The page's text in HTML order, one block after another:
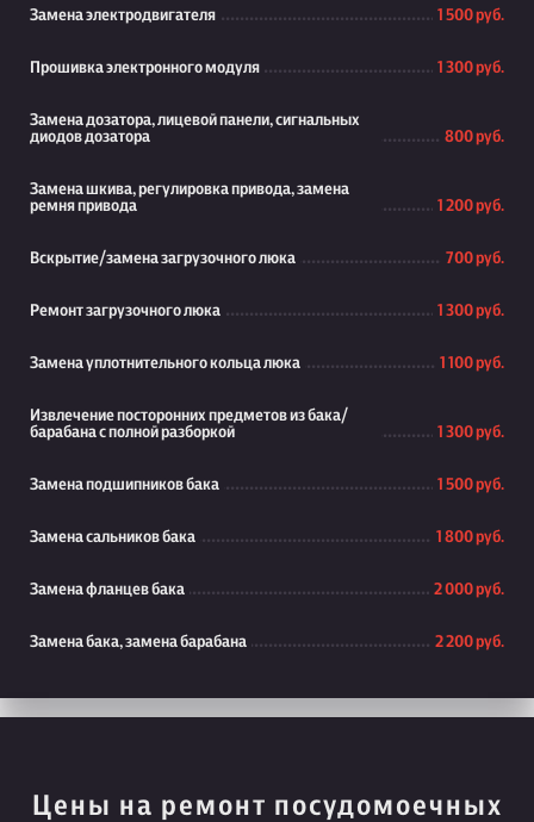
Замена электродвигателя 1 500 руб.
Прошивка электронного модуля 1 300 руб.
Замена дозатора, лицевой панели, сигнальных
диодов дозатора
800 руб.
Замена шкива, регулировка привода, замена
ремня привода
1 200 руб.
Вскрытие/замена загрузочного люка 700 руб.
Ремонт загрузочного люка 1 300 руб.
Замена уплотнительного кольца люка 1 100 руб.
Извлечение посторонних предметов из бака/
барабана с полной разборкой
1 300 руб.
Замена подшипников бака 1 500 руб.
Замена сальников бака 1 800 руб.
Замена фланцев бака 2 000 руб.
Замена бака, замена барабана 2 200 руб.
Цены на ремонт посудомоечных